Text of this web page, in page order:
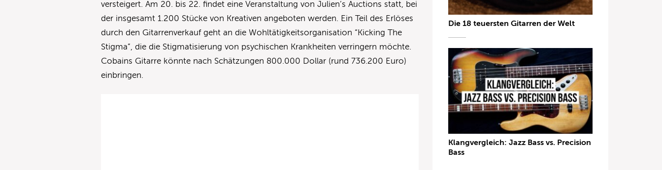
versteigert. Am 20. bis 22. findet eine Veranstaltung von Julien’s Auctions statt, bei
der insgesamt 1.200 Stücke von Kreativen angeboten werden. Ein Teil des Erlöses
durch den Gitarrenverkauf geht an die Wohltätigkeitsorganisation “Kicking The
Stigma”, die die Stigmatisierung von psychischen Krankheiten verringern möchte.
Cobains Gitarre könnte nach Schätzungen 800.000 Dollar (rund 736.200 Euro)
einbringen.
Die 18 teuersten Gitarren der Welt
Klangvergleich: Jazz Bass vs. Precision
Bass